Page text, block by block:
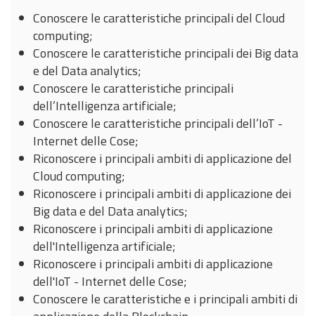
Conoscere le caratteristiche principali del Cloud
computing;
Conoscere le caratteristiche principali dei Big data
e del Data analytics;
Conoscere le caratteristiche principali
dell’Intelligenza artificiale;
Conoscere le caratteristiche principali dell’IoT -
Internet delle Cose;
Riconoscere i principali ambiti di applicazione del
Cloud computing;
Riconoscere i principali ambiti di applicazione dei
Big data e del Data analytics;
Riconoscere i principali ambiti di applicazione
dell'Intelligenza artificiale;
Riconoscere i principali ambiti di applicazione
dell'IoT - Internet delle Cose;
Conoscere le caratteristiche e i principali ambiti di